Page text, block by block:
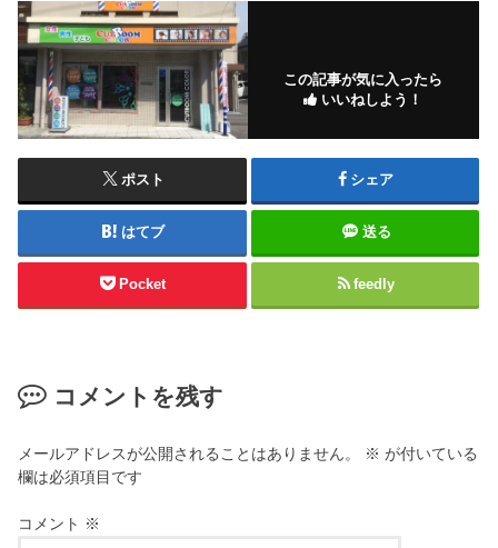
この記事が気に入ったら
いいねしよう！
ポスト シェア
はてブ 送る
Pocket feedly
コメントを残す
メールアドレスが公開されることはありません。 ※ が付いている
欄は必須項目です
コメント ※